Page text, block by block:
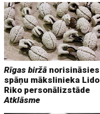
Rīgas biržā norisināsies
spāņu mākslinieka Lido
Riko personālizstāde
Atklāsme